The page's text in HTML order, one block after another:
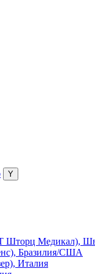
Шторц Медикал),
Бразилия/США
Италия